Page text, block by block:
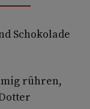
Schokolade
rühren,